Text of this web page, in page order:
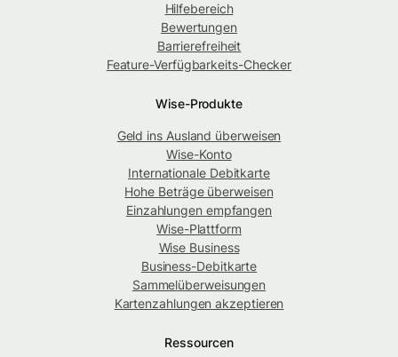
Hilfebereich
Bewertungen
Barrierefreiheit
Feature-Verfügbarkeits-Checker
Wise-Produkte
Geld ins Ausland überweisen
Wise-Konto
Internationale Debitkarte
Hohe Beträge überweisen
Einzahlungen empfangen
Wise-Plattform
Wise Business
Business-Debitkarte
Sammelüberweisungen
Kartenzahlungen akzeptieren
Ressourcen